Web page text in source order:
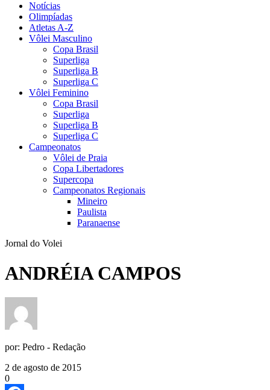
Notícias
Olimpíadas
Atletas A-Z
Vôlei Masculino
Copa Brasil
Superliga
Superliga B
Superliga C
Vôlei Feminino
Copa Brasil
Superliga
Superliga B
Superliga C
Campeonatos
Vôlei de Praia
Copa Libertadores
Supercopa
Campeonatos Regionais
Mineiro
Paulista
Paranaense
Jornal do Volei
ANDRÉIA CAMPOS
por: Pedro - Redação
2 de agosto de 2015
0